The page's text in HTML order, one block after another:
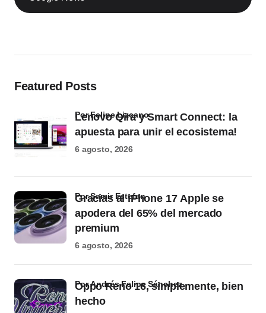
Featured Posts
Lenovo Qira y Smart Connect: la
apuesta para unir el ecosistema!
por Felipe Lizcano
6 agosto, 2026
Gracias al iPhone 17 Apple se
apodera del 65% del mercado
premium
por Samir Estefan
6 agosto, 2026
Oppo Reno 16, simplemente, bien
hecho
por Andrés Felipe Sánchez